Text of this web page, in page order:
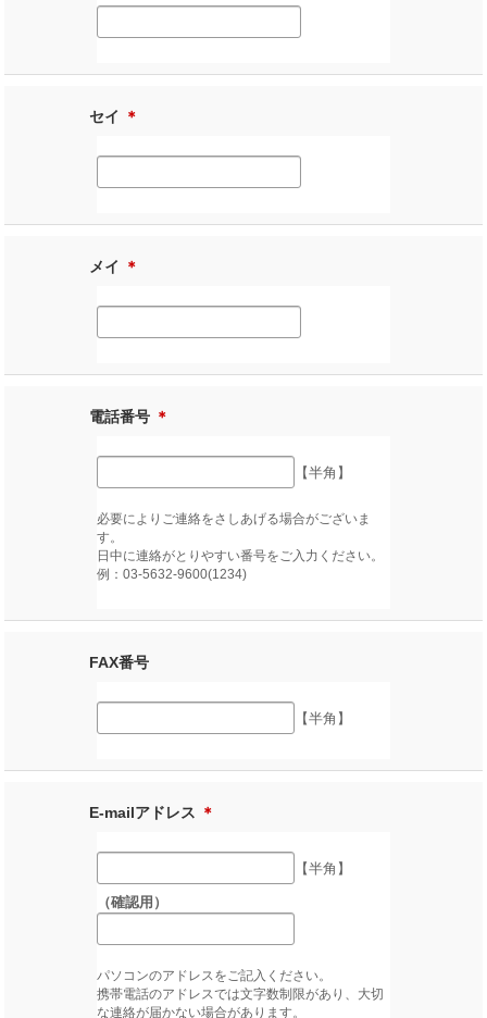
セイ ＊
メイ ＊
電話番号 ＊
【半角】
必要によりご連絡をさしあげる場合がございま
す。
日中に連絡がとりやすい番号をご入力ください。
例：03-5632-9600(1234)
FAX番号
【半角】
E-mailアドレス ＊
【半角】
（確認用）
パソコンのアドレスをご記入ください。
携帯電話のアドレスでは文字数制限があり、大切
な連絡が届かない場合があります。